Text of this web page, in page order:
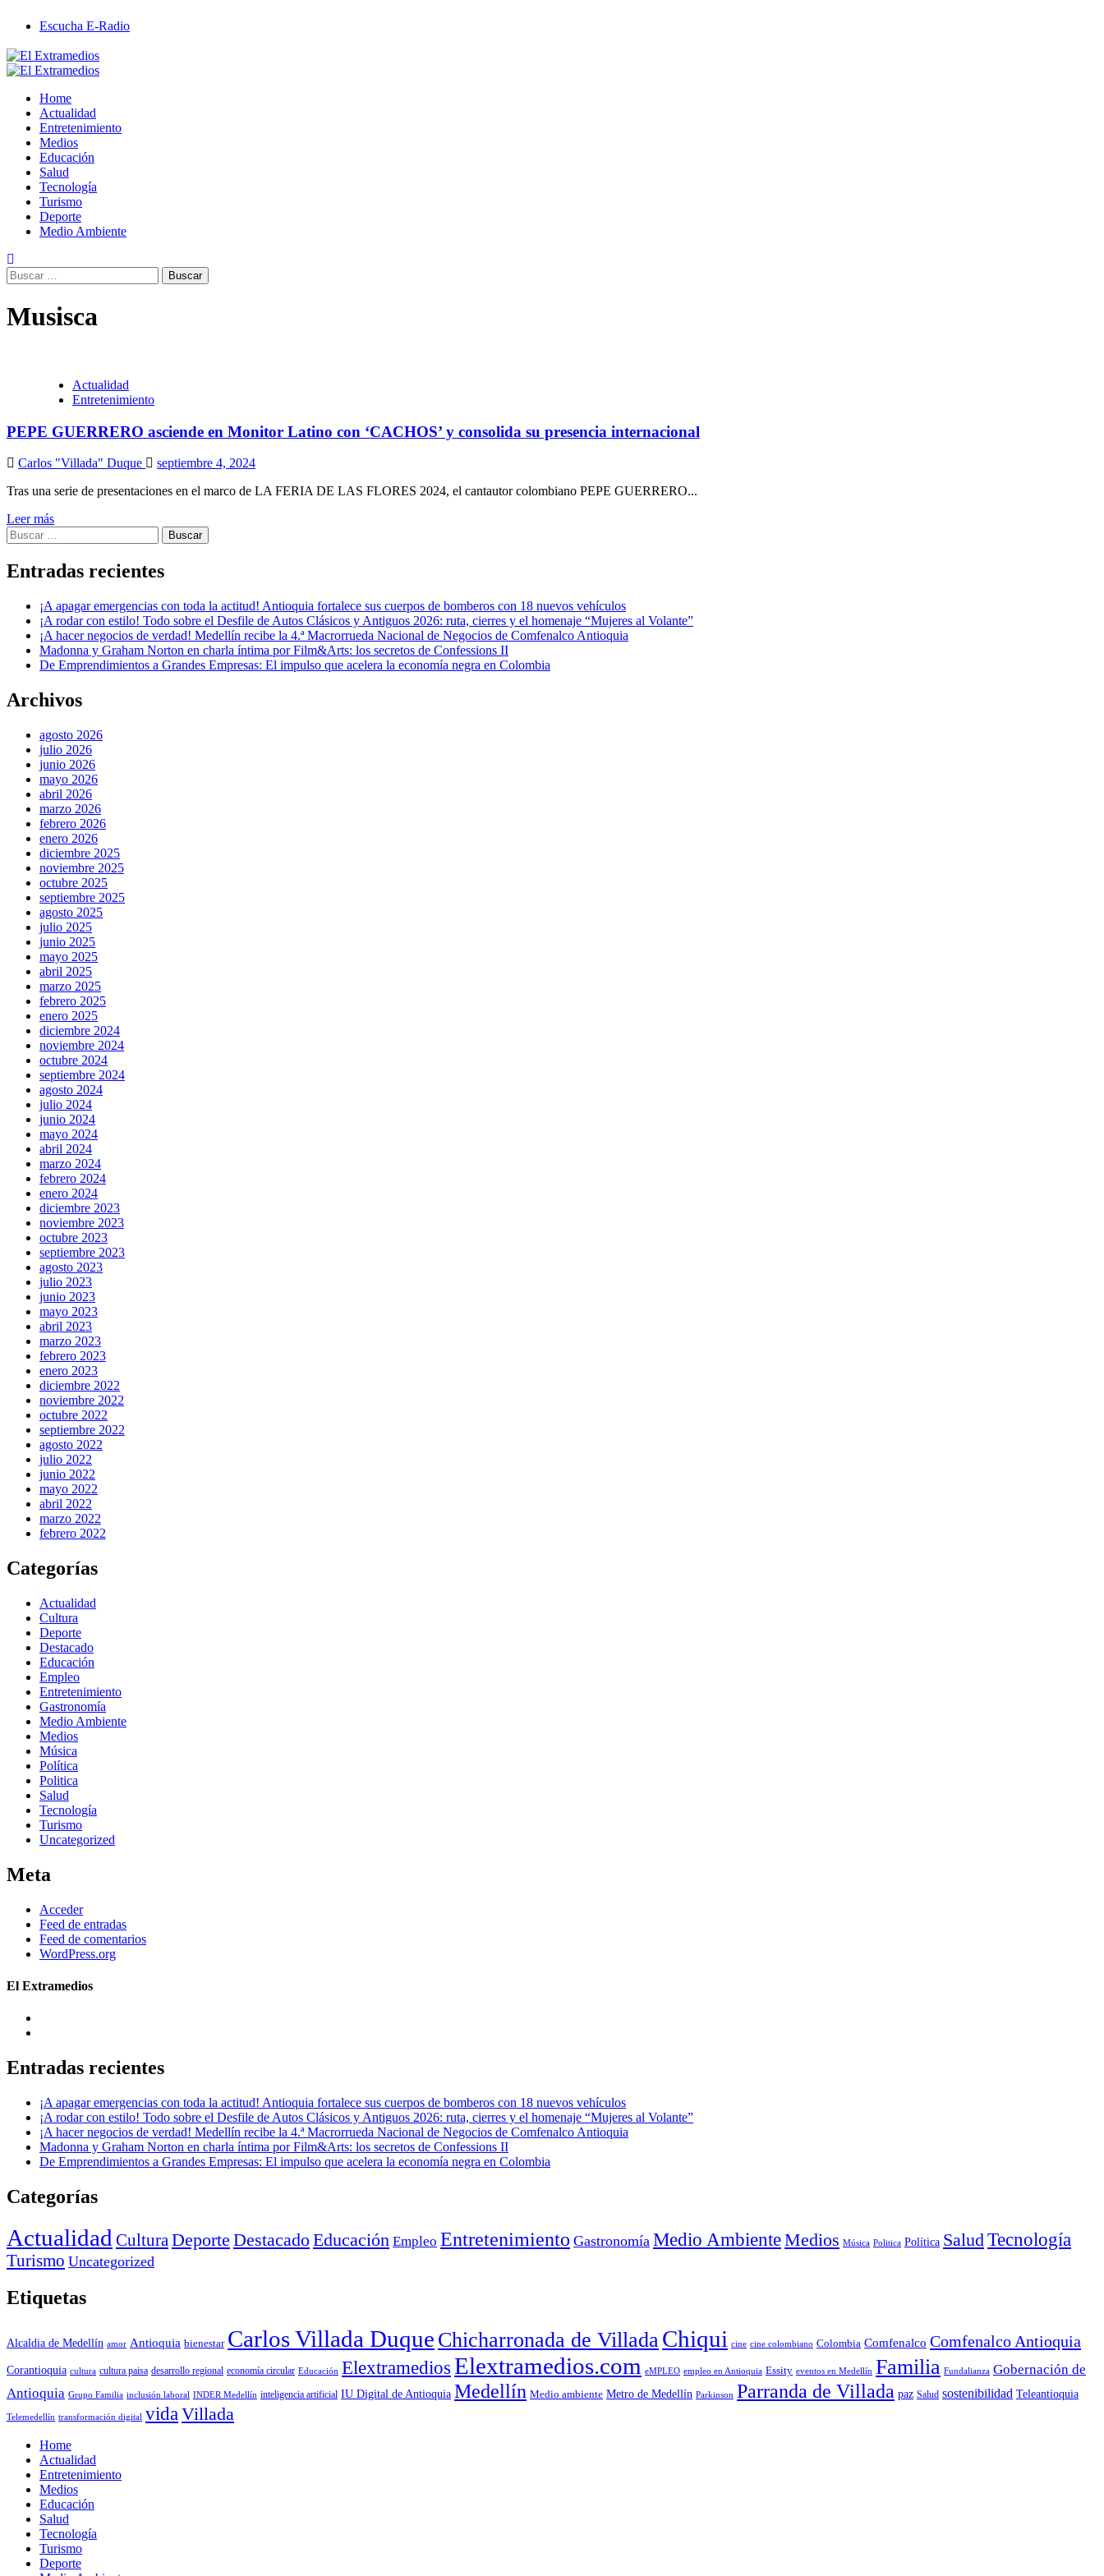
contenido
Escucha E-Radio
Primary
Home
Actualidad
Entretenimiento
Medios
Educación
Salud
Tecnología
Turismo
Deporte
Medio Ambiente
Buscar:
Musisca
Actualidad
Entretenimiento
PEPE GUERRERO asciende en Monitor Latino con ‘CACHOS’ y consolida su presencia internacional
Carlos "Villada" Duque
septiembre 4, 2024
Tras una serie de presentaciones en el marco de LA FERIA DE LAS FLORES 2024, el cantautor colombiano PEPE GUERRERO...
Leer más
Buscar:
Entradas recientes
¡A apagar emergencias con toda la actitud! Antioquia fortalece sus cuerpos de bomberos con 18 nuevos vehículos
¡A rodar con estilo! Todo sobre el Desfile de Autos Clásicos y Antiguos 2026: ruta, cierres y el homenaje “Mujeres al Volante”
¡A hacer negocios de verdad! Medellín recibe la 4.ª Macrorrueda Nacional de Negocios de Comfenalco Antioquia
Madonna y Graham Norton en charla íntima por Film&Arts: los secretos de Confessions II
De Emprendimientos a Grandes Empresas: El impulso que acelera la economía negra en Colombia
Archivos
agosto 2026
julio 2026
junio 2026
mayo 2026
abril 2026
marzo 2026
febrero 2026
enero 2026
diciembre 2025
noviembre 2025
octubre 2025
septiembre 2025
agosto 2025
julio 2025
junio 2025
mayo 2025
abril 2025
marzo 2025
febrero 2025
enero 2025
diciembre 2024
noviembre 2024
octubre 2024
septiembre 2024
agosto 2024
julio 2024
junio 2024
mayo 2024
abril 2024
marzo 2024
febrero 2024
enero 2024
diciembre 2023
noviembre 2023
octubre 2023
septiembre 2023
agosto 2023
julio 2023
junio 2023
mayo 2023
abril 2023
marzo 2023
febrero 2023
enero 2023
diciembre 2022
noviembre 2022
octubre 2022
septiembre 2022
agosto 2022
julio 2022
junio 2022
mayo 2022
abril 2022
marzo 2022
febrero 2022
Categorías
Actualidad
Cultura
Deporte
Destacado
Educación
Empleo
Entretenimiento
Gastronomía
Medio Ambiente
Medios
Música
Política
Politica
Salud
Tecnología
Turismo
Uncategorized
Meta
Acceder
Feed de entradas
Feed de comentarios
WordPress.org
El Extramedios
Entradas recientes
¡A apagar emergencias con toda la actitud! Antioquia fortalece sus cuerpos de bomberos con 18 nuevos vehículos
¡A rodar con estilo! Todo sobre el Desfile de Autos Clásicos y Antiguos 2026: ruta, cierres y el homenaje “Mujeres al Volante”
¡A hacer negocios de verdad! Medellín recibe la 4.ª Macrorrueda Nacional de Negocios de Comfenalco Antioquia
Madonna y Graham Norton en charla íntima por Film&Arts: los secretos de Confessions II
De Emprendimientos a Grandes Empresas: El impulso que acelera la economía negra en Colombia
Categorías
Actualidad Cultura Deporte DestacadoEducación Empleo Entretenimiento Gastronomía Medio AmbienteMedios Música Politica Política Salud Tecnología
Turismo Uncategorized
Etiquetas
Alcaldia de Medellín amor Antioquia bienestar Carlos Villada Duque Chicharronada de Villada Chiqui cine cine colombiano Colombia Comfenalco Comfenalco Antioquia
Corantioquia cultura cultura paisa desarrollo regional economía circular Educación ElextramediosElextramedios.com eMPLEO empleo en Antioquia Essity eventos en Medellín Familia Fundalianza Gobernación de
Antioquia Grupo Familia inclusión laboral INDER Medellín inteligencia artificial IU Digital de Antioquia Medellín Medio ambiente Metro de Medellín Parkinson Parranda de Villada paz Salud sostenibilidad Teleantioquia
Telemedellín transformación digital vida Villada
Home
Actualidad
Entretenimiento
Medios
Educación
Salud
Tecnología
Turismo
Deporte